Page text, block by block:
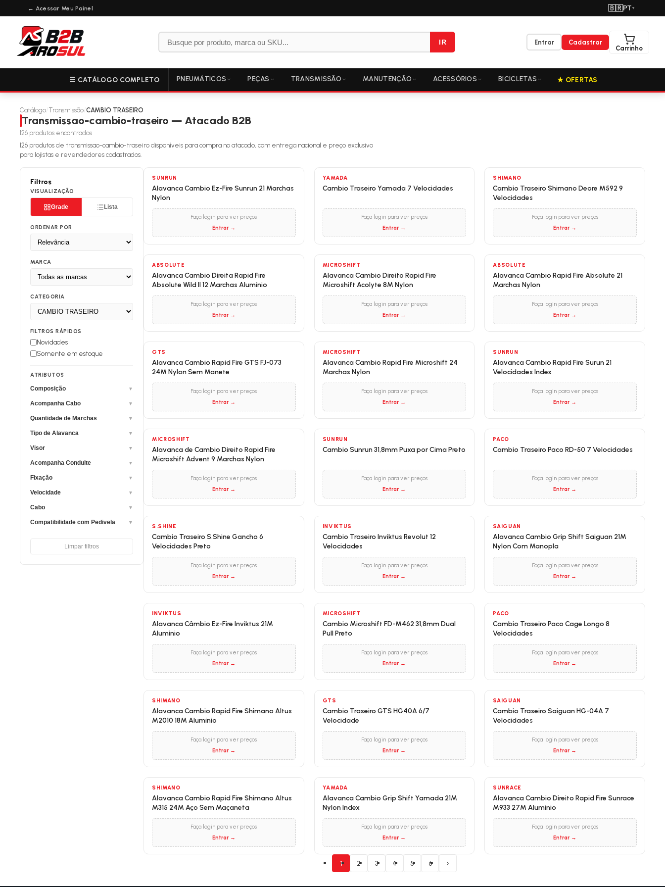
← Acessar Meu Painel 🇧🇷PT ▼
IR Entrar
Cadastrar
Carrinho
☰ CATÁLOGO COMPLETO PNEUMÁTICOS PEÇAS TRANSMISSÃO MANUTENÇÃO ACESSÓRIOS BICICLETAS ★ OFERTAS
Catálogo Transmissão CAMBIO TRASEIRO
Transmissao-cambio-traseiro — Atacado B2B
126 produtos encontrados
126 produtos de transmissao-cambio-traseiro disponíveis para compra no atacado, com entrega nacional e preço exclusivo
para lojistas e revendedores cadastrados.
Filtros
VISUALIZAÇÃO
Grade Lista
ORDENAR POR
MARCA
CATEGORIA
FILTROS RÁPIDOS
Novidades
Somente em estoque
ATRIBUTOS
Composição ▼
Acompanha Cabo ▼
Quantidade de Marchas ▼
Tipo de Alavanca ▼
Visor ▼
Acompanha Conduite ▼
Fixação ▼
Velocidade ▼
Cabo ▼
Compatibilidade com Pedivela ▼
Limpar filtros
SUNRUN
Alavanca Cambio Ez-Fire Sunrun 21 Marchas
Nylon
Faça login para ver preços
Entrar →
YAMADA
Cambio Traseiro Yamada 7 Velocidades
Faça login para ver preços
Entrar →
SHIMANO
Cambio Traseiro Shimano Deore M592 9
Velocidades
Faça login para ver preços
Entrar →
ABSOLUTE
Alavanca Cambio Direita Rapid Fire
Absolute Wild II 12 Marchas Alumínio
Faça login para ver preços
Entrar →
MICROSHIFT
Alavanca Cambio Direito Rapid Fire
Microshift Acolyte 8M Nylon
Faça login para ver preços
Entrar →
ABSOLUTE
Alavanca Cambio Rapid Fire Absolute 21
Marchas Nylon
Faça login para ver preços
Entrar →
GTS
Alavanca Cambio Rapid Fire GTS FJ-073
24M Nylon Sem Manete
Faça login para ver preços
Entrar →
MICROSHIFT
Alavanca Cambio Rapid Fire Microshift 24
Marchas Nylon
Faça login para ver preços
Entrar →
SUNRUN
Alavanca Cambio Rapid Fire Surun 21
Velocidades Index
Faça login para ver preços
Entrar →
MICROSHIFT
Alavanca de Cambio Direito Rapid Fire
Microshift Advent 9 Marchas Nylon
Faça login para ver preços
Entrar →
SUNRUN
Cambio Sunrun 31,8mm Puxa por Cima Preto
Faça login para ver preços
Entrar →
PACO
Cambio Traseiro Paco RD-50 7 Velocidades
Faça login para ver preços
Entrar →
S.SHINE
Cambio Traseiro S.Shine Gancho 6
Velocidades Preto
Faça login para ver preços
Entrar →
INVIKTUS
Cambio Traseiro Inviktus Revolut 12
Velocidades
Faça login para ver preços
Entrar →
SAIGUAN
Alavanca Cambio Grip Shift Saiguan 21M
Nylon Com Manopla
Faça login para ver preços
Entrar →
INVIKTUS
Alavanca Câmbio Ez-Fire Inviktus 21M
Alumínio
Faça login para ver preços
Entrar →
MICROSHIFT
Cambio Microshift FD-M462 31,8mm Dual
Pull Preto
Faça login para ver preços
Entrar →
PACO
Cambio Traseiro Paco Cage Longo 8
Velocidades
Faça login para ver preços
Entrar →
SHIMANO
Alavanca Cambio Rapid Fire Shimano Altus
M2010 18M Alumínio
Faça login para ver preços
Entrar →
GTS
Cambio Traseiro GTS HG40A 6/7
Velocidade
Faça login para ver preços
Entrar →
SAIGUAN
Cambio Traseiro Saiguan HG-04A 7
Velocidades
Faça login para ver preços
Entrar →
SHIMANO
Alavanca Cambio Rapid Fire Shimano Altus
M315 24M Aço Sem Maçaneta
Faça login para ver preços
Entrar →
YAMADA
Alavanca Cambio Grip Shift Yamada 21M
Nylon Index
Faça login para ver preços
Entrar →
SUNRACE
Alavanca Cambio Direito Rapid Fire Sunrace
M933 27M Alumínio
Faça login para ver preços
Entrar →
1 2 3 4 5 6 ›